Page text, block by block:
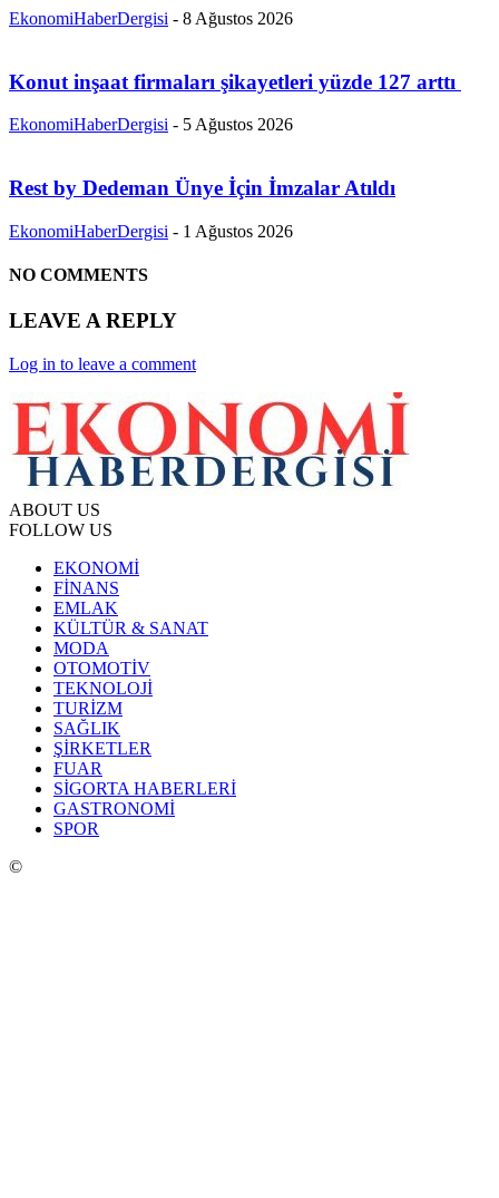
EkonomiHaberDergisi - 8 Ağustos 2026
Konut inşaat firmaları şikayetleri yüzde 127 arttı
EkonomiHaberDergisi - 5 Ağustos 2026
Rest by Dedeman Ünye İçin İmzalar Atıldı
EkonomiHaberDergisi - 1 Ağustos 2026
NO COMMENTS
LEAVE A REPLY
Log in to leave a comment
ABOUT US
FOLLOW US
EKONOMİ
FİNANS
EMLAK
KÜLTÜR & SANAT
MODA
OTOMOTİV
TEKNOLOJİ
TURİZM
SAĞLIK
ŞİRKETLER
FUAR
SİGORTA HABERLERİ
GASTRONOMİ
SPOR
©